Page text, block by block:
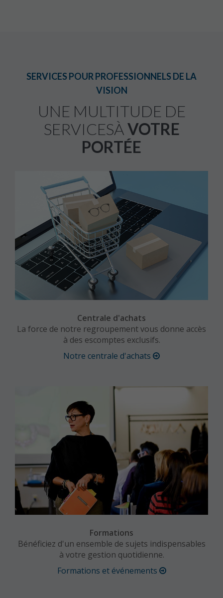
SERVICES POUR PROFESSIONNELS DE LA
VISION
UNE MULTITUDE DE
SERVICESÀVOTRE
PORTÉE
Centrale d'achats
La force de notre regroupement vous donne accès
à des escomptes exclusifs.
Notre centrale d'achats
Formations
Bénéficiez d'un ensemble de sujets indispensables
à votre gestion quotidienne.
Formations et événements